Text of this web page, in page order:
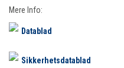
Mere Info:
Datablad
Sikkerhetsdatablad